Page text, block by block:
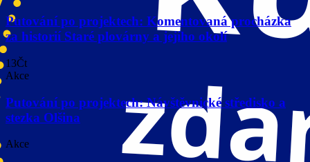
Putování po projektech: Komentovaná procházka
za historií Staré plovárny a jejího okolí
13Čt
Akce
Putování po projektech: Návštěvnické středisko a
stezka Olšina
Akce